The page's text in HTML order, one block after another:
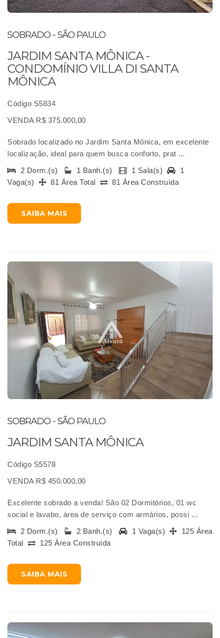
SOBRADO - SÃO PAULO
JARDIM SANTA MÔNICA -
CONDOMÍNIO VILLA DI SANTA
MÔNICA
Código S5834
VENDA R$ 375.000,00
Sobrado localizado no Jardim Santa Mônica, em excelente
localização, ideal para quem busca conforto, prat ...
2 Dorm.(s)
1 Banh.(s) 1 Sala(s)
1
Vaga(s)
81 Área Total 81 Área Construída
SAIBA MAIS
SOBRADO - SÃO PAULO
JARDIM SANTA MÔNICA
Código S5578
VENDA R$ 450.000,00
Excelente sobrado a venda! São 02 Dormitórios, 01 wc
social e lavabo, área de serviço com armários, possi ...
2 Dorm.(s)
2 Banh.(s) 1 Vaga(s)
125 Área
Total
125 Área Construída
SAIBA MAIS